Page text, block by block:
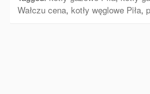
Wałczu cena, kotły węglowe Piła,